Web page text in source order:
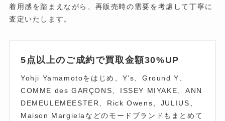
着用感を踏まえながら、再販売時の需要を考慮して丁寧に
査定いたします。
5点以上のご成約で買取金額30%UP
Yohji Yamamotoをはじめ、Y’s、Ground Y、
COMME des GARÇONS、ISSEY MIYAKE、ANN
DEMEULEMEESTER、Rick Owens、JULIUS、
Maison Margielaなどのモードブランドもまとめて